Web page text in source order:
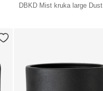
DBKD Mist kruka large Dust